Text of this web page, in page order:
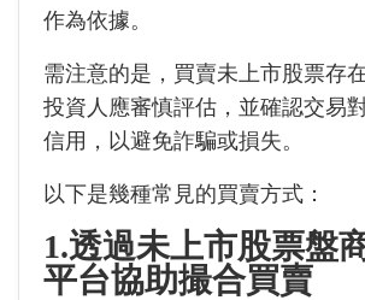
作為依據。
需注意的是，買賣未上市股票存
投資人應審慎評估，並確認交易
信用，以避免詐騙或損失。
以下是幾種常見的買賣方式：
1.透過未上市股票盤
平台協助撮合買賣